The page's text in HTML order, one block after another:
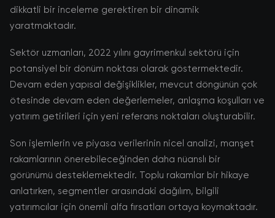
dikkatli bir inceleme gerektiren bir dinamik
yaratmaktadır.
Sektör uzmanları, 2022 yılını gayrimenkul sektörü için
potansiyel bir dönüm noktası olarak göstermektedir.
Devam eden yapısal değişiklikler, mevcut döngünün çok
ötesinde devam eden değerlemeler, anlaşma koşulları ve
yatırım getirileri için yeni referans noktaları oluşturabilir.
Son işlemlerin ve piyasa verilerinin nicel analizi, manşet
rakamlarının önerebileceğinden daha nüanslı bir
görünümü desteklemektedir. Toplu rakamlar bir hikaye
anlatırken, segmentler arasındaki dağılım, bilgili
yatırımcılar için önemli alfa fırsatları ortaya koymaktadır.